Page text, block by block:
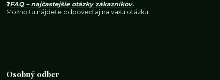
❓FAQ – najčastejšie otázky zákazníkov.
Možno tu nájdete odpoveď aj na vašu otázku
Osobný odber